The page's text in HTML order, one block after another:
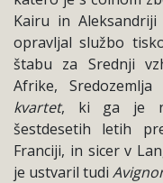
Kairu in
opravljal službo
štabu za Srednji
Afrike,
kvartet, ki ga je
šestdesetih letih
Franciji, in sicer v
je ustvaril tudi